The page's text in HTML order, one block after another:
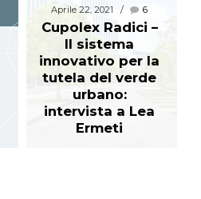
Aprile 22, 2021 6
Cupolex Radici –
Il sistema
innovativo per la
tutela del verde
urbano:
intervista a Lea
Ermeti